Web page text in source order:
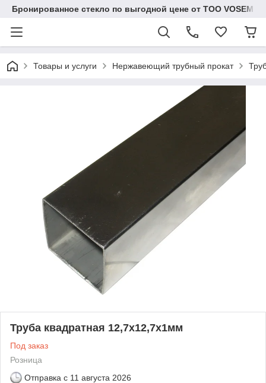
Бронированное стекло по выгодной цене от ТОО VOSEM
Товары и услуги Нержавеющий трубный прокат
Труба квадратная 12,7х12,7х1мм
Под заказ
Розница
Отправка с 11 августа 2026